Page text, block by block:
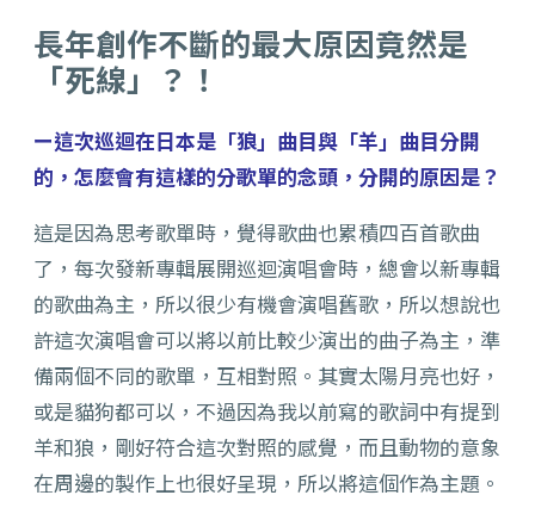
長年創作不斷的最大原因竟然是
「死線」？！
ー這次巡迴在日本是「狼」曲目與「羊」曲目分開
的，怎麼會有這樣的分歌單的念頭，分開的原因是？
這是因為思考歌單時，覺得歌曲也累積四百首歌曲
了，每次發新專輯展開巡迴演唱會時，總會以新專輯
的歌曲為主，所以很少有機會演唱舊歌，所以想說也
許這次演唱會可以將以前比較少演出的曲子為主，準
備兩個不同的歌單，互相對照。其實太陽月亮也好，
或是貓狗都可以，不過因為我以前寫的歌詞中有提到
羊和狼，剛好符合這次對照的感覺，而且動物的意象
在周邊的製作上也很好呈現，所以將這個作為主題。